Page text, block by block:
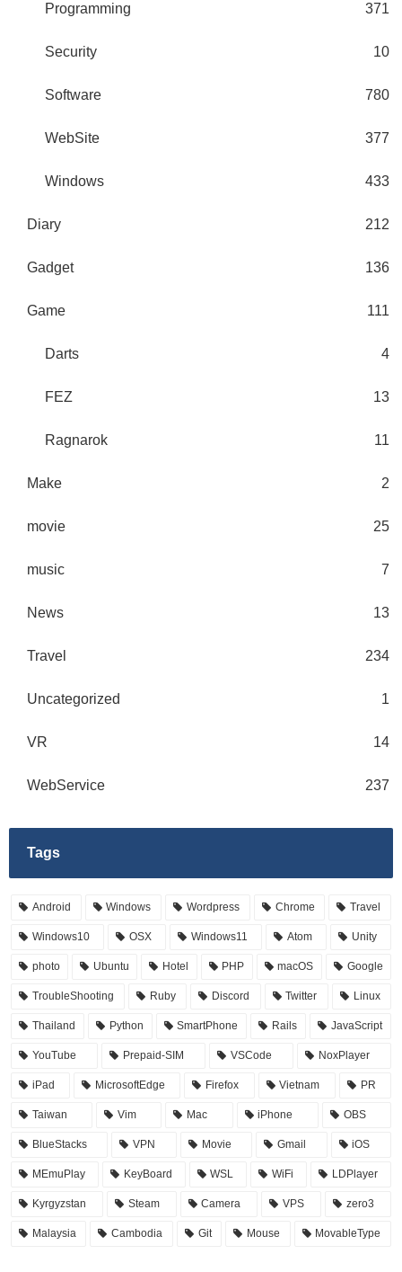
Programming 371
Security 10
Software 780
WebSite 377
Windows 433
Diary 212
Gadget 136
Game 111
Darts 4
FEZ 13
Ragnarok 11
Make 2
movie 25
music 7
News 13
Travel 234
Uncategorized 1
VR 14
WebService 237
Tags
Android Windows Wordpress Chrome Travel
Windows10 OSX Windows11 Atom Unity
photo Ubuntu Hotel PHP macOS Google
TroubleShooting Ruby Discord Twitter Linux
Thailand Python SmartPhone Rails JavaScript
YouTube Prepaid-SIM VSCode NoxPlayer
iPad MicrosoftEdge Firefox Vietnam PR
Taiwan Vim Mac iPhone OBS
BlueStacks VPN Movie Gmail iOS
MEmuPlay KeyBoard WSL WiFi LDPlayer
Kyrgyzstan Steam Camera VPS zero3
Malaysia Cambodia Git Mouse MovableType